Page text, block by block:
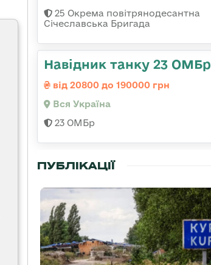
25 Окрема повітрянодесантна
Січеславська Бригада
Навідник танку 23 ОМБр
від 20800 до 190000 грн
Вся Україна
23 ОМБр
ПУБЛІКАЦІЇ